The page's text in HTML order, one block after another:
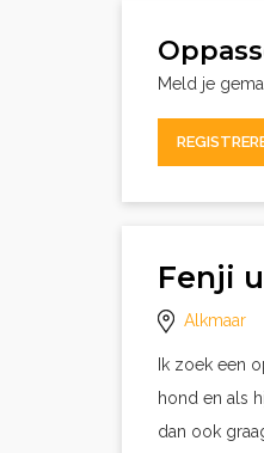
Meld je
Fenji
Alkmaar
Ik zoek een
hond en als
dan ook